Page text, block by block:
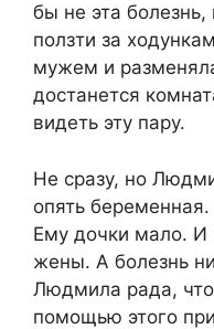
бы не эта болезнь,
ползти за
мужем и
достанется
видеть эту пару.
Не сразу, но
опять
Ему дочки мало. И
жены. А болезнь
Людмила рада,
помощью этого